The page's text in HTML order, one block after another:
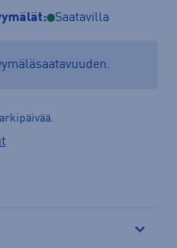
Saatavilla